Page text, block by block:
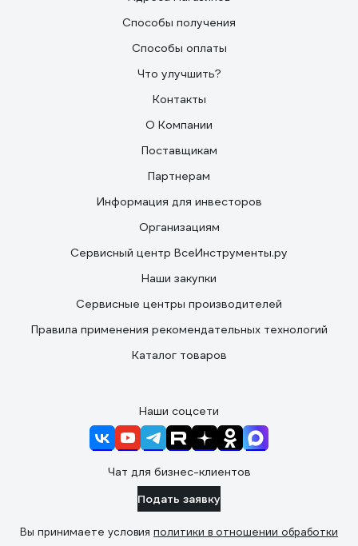
Способы получения
Способы оплаты
Что улучшить?
Контакты
О Компании
Поставщикам
Партнерам
Информация для инвесторов
Организациям
Сервисный центр ВсеИнструменты.ру
Наши закупки
Сервисные центры производителей
Правила применения рекомендательных технологий
Каталог товаров
Наши соцсети
Чат для бизнес-клиентов
Подать заявку
Вы принимаете условия политики в отношении обработки